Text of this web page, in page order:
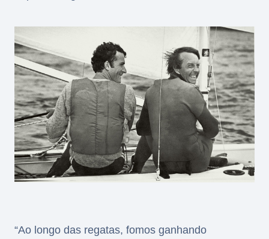
“Ao longo das regatas, fomos ganhando